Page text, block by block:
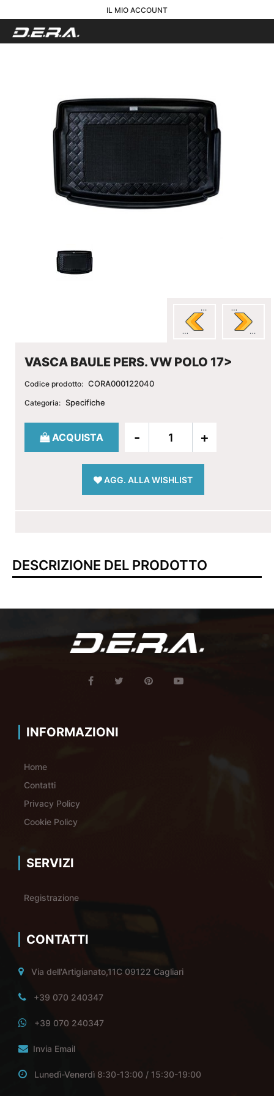
IL MIO ACCOUNT
VASCA BAULE PERS. VW POLO 17>
Codice prodotto: CORA000122040
Categoria: Specifiche
Quantità
ACQUISTA
AGG. ALLA WISHLIST
DESCRIZIONE DEL PRODOTTO
INFORMAZIONI
Home
Contatti
Privacy Policy
Cookie Policy
SERVIZI
Registrazione
CONTATTI
Via dell'Artigianato,11C 09122 Cagliari
+39 070 240347
+39 070 240347
Invia Email
Lunedì-Venerdì 8:30-13:00 / 15:30-19:00